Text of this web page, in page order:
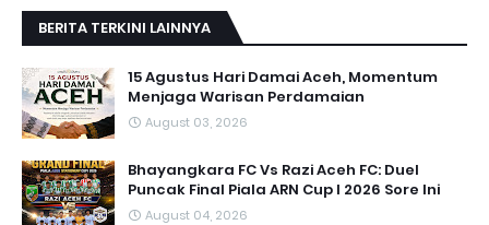
BERITA TERKINI LAINNYA
15 Agustus Hari Damai Aceh, Momentum
Menjaga Warisan Perdamaian
August 03, 2026
Bhayangkara FC Vs Razi Aceh FC: Duel
Puncak Final Piala ARN Cup I 2026 Sore Ini
August 04, 2026